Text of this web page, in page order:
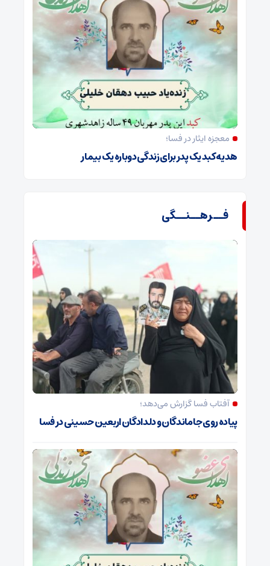
معجزه ایثار در فسا؛
هدیه کبد یک پدر برای زندگی دوباره یک بیمار
فــرهــنــگی
آفتاب فسا گزارش می‌دهد؛
پیاده روی جاماندگان و دلدادگان اربعین حسینی در فسا